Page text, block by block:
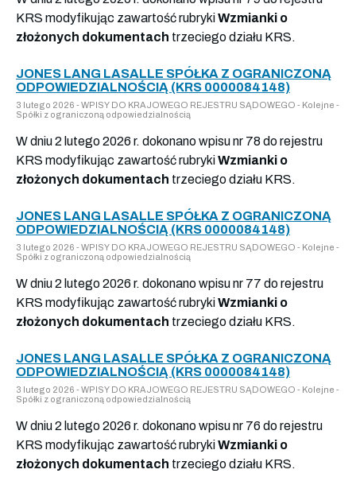
KRS modyfikując zawartość rubrykiWzmianki o
złożonych dokumentach trzeciego działu KRS.
JONES LANG LASALLE SPÓŁKA Z OGRANICZONĄ
ODPOWIEDZIALNOŚCIĄ (KRS 0000084148)
3 lutego 2026 - WPISY DO KRAJOWEGO REJESTRU SĄDOWEGO - Kolejne -
Spółki z ograniczoną odpowiedzialnością
W dniu 2 lutego 2026 r. dokonano wpisu nr 78 do rejestru
KRS modyfikując zawartość rubrykiWzmianki o
złożonych dokumentach trzeciego działu KRS.
JONES LANG LASALLE SPÓŁKA Z OGRANICZONĄ
ODPOWIEDZIALNOŚCIĄ (KRS 0000084148)
3 lutego 2026 - WPISY DO KRAJOWEGO REJESTRU SĄDOWEGO - Kolejne -
Spółki z ograniczoną odpowiedzialnością
W dniu 2 lutego 2026 r. dokonano wpisu nr 77 do rejestru
KRS modyfikując zawartość rubrykiWzmianki o
złożonych dokumentach trzeciego działu KRS.
JONES LANG LASALLE SPÓŁKA Z OGRANICZONĄ
ODPOWIEDZIALNOŚCIĄ (KRS 0000084148)
3 lutego 2026 - WPISY DO KRAJOWEGO REJESTRU SĄDOWEGO - Kolejne -
Spółki z ograniczoną odpowiedzialnością
W dniu 2 lutego 2026 r. dokonano wpisu nr 76 do rejestru
KRS modyfikując zawartość rubrykiWzmianki o
złożonych dokumentach trzeciego działu KRS.